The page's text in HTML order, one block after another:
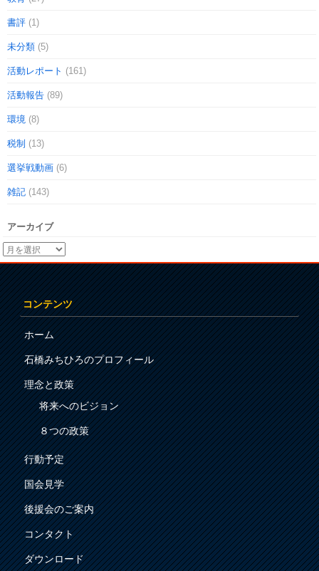
書評 (1)
未分類 (5)
活動レポート (161)
活動報告 (89)
環境 (8)
税制 (13)
選挙戦動画 (6)
雑記 (143)
アーカイブ
コンテンツ
ホーム
石橋みちひろのプロフィール
理念と政策
将来へのビジョン
８つの政策
行動予定
国会見学
後援会のご案内
コンタクト
ダウンロード